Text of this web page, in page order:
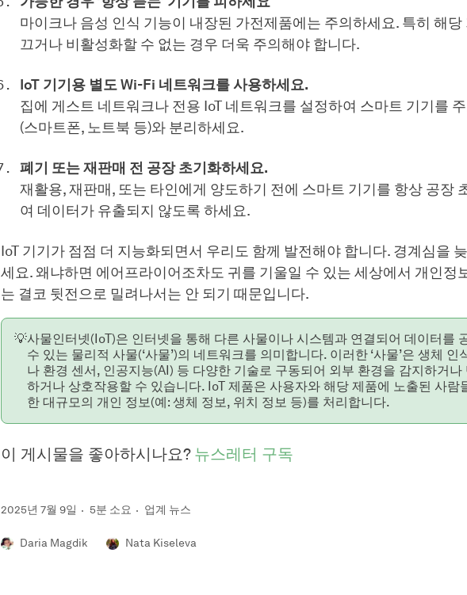
마이크나 음성 인식 기능이 내장된 가전제품에는 주의하세요. 특히 해당
끄거나 비활성화할 수 없는 경우 더욱 주의해야 합니다.
IoT 기기용 별도 Wi-Fi 네트워크를 사용하세요.
집에 게스트 네트워크나 전용 IoT 네트워크를 설정하여 스마트 기기를
(스마트폰, 노트북 등)와 분리하세요.
폐기 또는 재판매 전 공장 초기화하세요.
재활용, 재판매, 또는 타인에게 양도하기 전에 스마트 기기를 항상 공장
여 데이터가 유출되지 않도록 하세요.
IoT 기기가 점점 더 지능화되면서 우리도 함께 발전해야 합니다. 경계심을
세요. 왜냐하면 에어프라이어조차도 귀를 기울일 수 있는 세상에서 개인정
는 결코 뒷전으로 밀려나서는 안 되기 때문입니다.
💡사물인터넷(IoT)은 인터넷을 통해 다른 사물이나 시스템과 연결되어 데이터를
수 있는 물리적 사물(‘사물’)의 네트워크를 의미합니다. 이러한 ‘사물’은 생체 인
나 환경 센서, 인공지능(AI) 등 다양한 기술로 구동되어 외부 환경을 감지하거나
하거나 상호작용할 수 있습니다. IoT 제품은 사용자와 해당 제품에 노출된 사람
한 대규모의 개인 정보(예: 생체 정보, 위치 정보 등)를 처리합니다.
이 게시물을 좋아하시나요? 뉴스레터 구독
2025년 7월 9일 5분 소요 업계 뉴스
Daria Magdik Nata Kiseleva